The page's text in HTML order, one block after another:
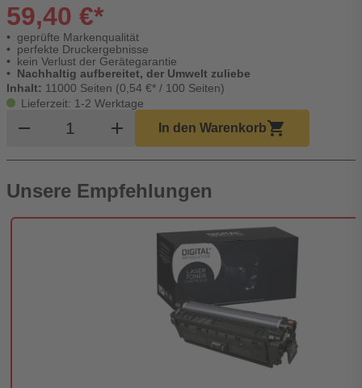
59,40 €*
geprüfte Markenqualität
perfekte Druckergebnisse
kein Verlust der Gerätegarantie
Nachhaltig aufbereitet, der Umwelt zuliebe
Inhalt: 11000 Seiten (0,54 €* / 100 Seiten)
Lieferzeit: 1-2 Werktage
remove Produkt Warenkorb Menge
add In den Warenkorbshopping_cart
Unsere Empfehlungen